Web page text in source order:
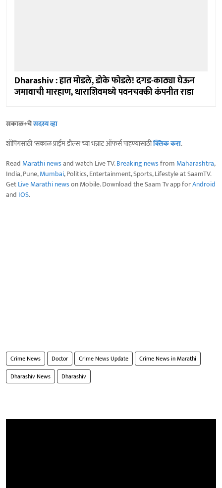
Dharashiv : हात मोडले, डोके फोडले! दगड-काठ्या घेऊन
जमावाची मारहाण, धाराशिवमध्ये पवनचक्की कंपनीत राडा
सकाळ+चेसदस्य व्हा
शॉपिंगसाठी 'सकाळ प्राईम डील्स'च्या भन्नाट ऑफर्स पाहण्यासाठीक्लिक करा.
Read Marathi newsand watch Live TV.Breaking newsfrom Maharashtra,
India, Pune,Mumbai, Politics, Entertainment, Sports, Lifestyle at SaamTV.
GetLive Marathi newson Mobile. Download the Saam Tv app forAndroid
and IOS.
Crime News Doctor Crime News Update
Crime News in Marathi
Dharashiv News
Dharashiv